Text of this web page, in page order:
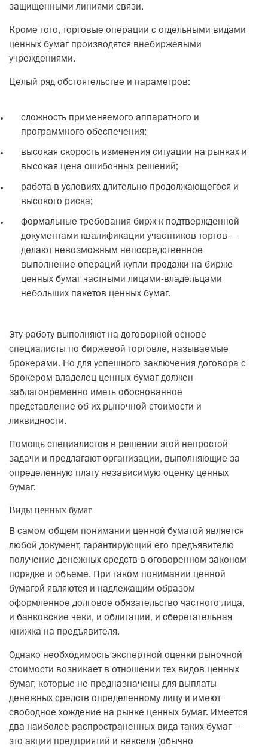
защищенными линиями связи.
Кроме того, торговые операции с отдельными видами
ценных бумаг производятся внебиржевыми
учреждениями.
Целый ряд обстоятельстве и параметров:
сложность применяемого аппаратного и
программного обеспечения;
высокая скорость изменения ситуации на рынках и
высокая цена ошибочных решений;
работа в условиях длительно продолжающегося и
высокого риска;
формальные требования бирж к подтвержденной
документами квалификации участников торгов —
делают невозможным непосредственное
выполнение операций купли-продажи на бирже
ценных бумаг частными лицами-владельцами
небольших пакетов ценных бумаг.
Эту работу выполняют на договорной основе
специалисты по биржевой торговле, называемые
брокерами. Но для успешного заключения договора с
брокером владелец ценных бумаг должен
заблаговременно иметь обоснованное
представление об их рыночной стоимости и
ликвидности.
Помощь специалистов в решении этой непростой
задачи и предлагают организации, выполняющие за
определенную плату независимую оценку ценных
бумаг.
Виды ценных бумаг
В самом общем понимании ценной бумагой является
любой документ, гарантирующий его предъявителю
получение денежных средств в оговоренном законом
порядке и объеме. При таком понимании ценной
бумагой являются и надлежащим образом
оформленное долговое обязательство частного лица,
и банковские чеки, и облигации, и сберегательная
книжка на предъявителя.
Однако необходимость экспертной оценки рыночной
стоимости возникает в отношении тех видов ценных
бумаг, которые не предназначены для выплаты
денежных средств определенному лицу и имеют
свободное хождение на рынке ценных бумаг. Имеется
два наиболее распространенных вида таких бумаг –
это акции предприятий и векселя (обычно